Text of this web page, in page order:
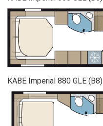
KABE Imperial 880 GLE (B8)